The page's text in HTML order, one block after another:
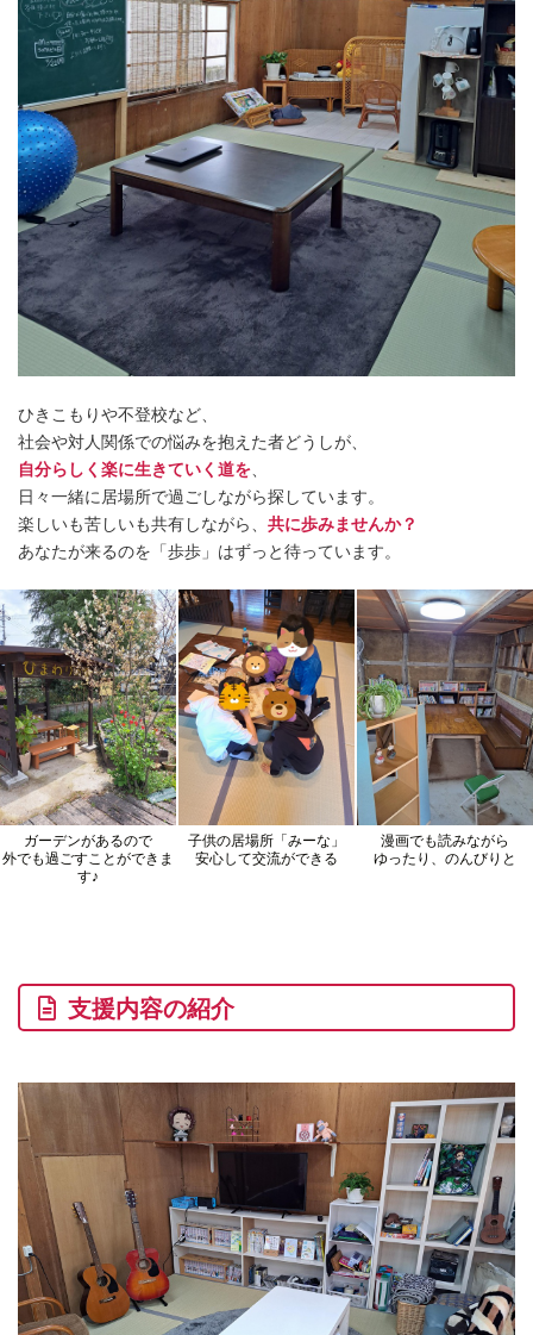
ひきこもりや不登校など、
社会や対人関係での悩みを抱えた者どうしが、
自分らしく楽に生きていく道を
日々一緒に居場所で過ごしながら探しています。
楽しいも苦しいも共有しながら、 共に歩みませんか？
あなたが来るのを「歩歩」はずっと待っています。
ガーデンがあるので
外でも過ごすことができま
す♪
子供の居場所「みーな」
安心して交流ができる
漫画でも読みながら
ゆったり、のんびりと
支援内容の紹介